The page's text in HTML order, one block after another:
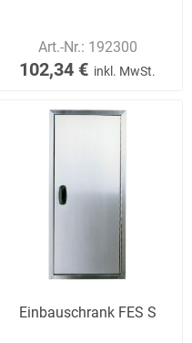
Art.-Nr.: 192300
102,34 € inkl. MwSt.
Einbauschrank FES S